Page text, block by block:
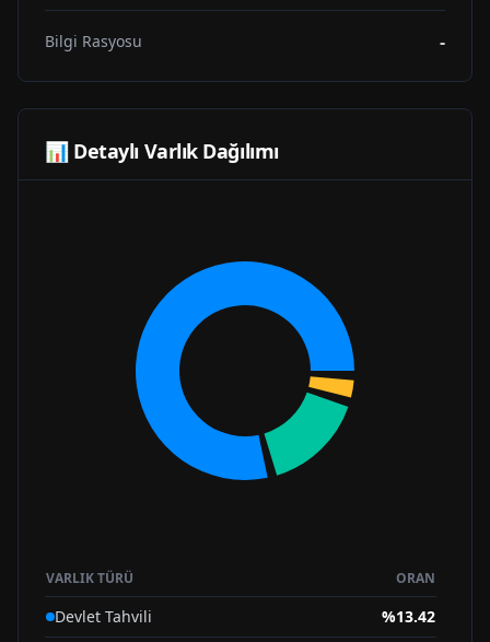
Bilgi Rasyosu -
📊 Detaylı Varlık Dağılımı
VARLIK TÜRÜ ORAN
Devlet Tahvili %13.42